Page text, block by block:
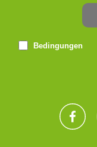
Bedingungen